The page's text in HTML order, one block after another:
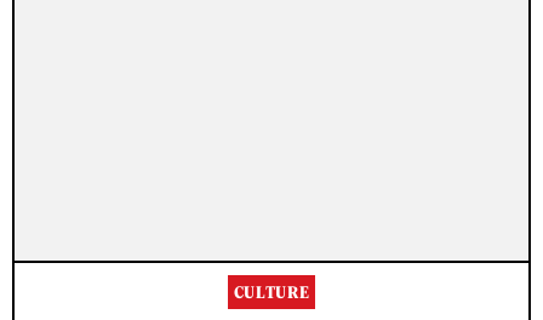
CULTURE